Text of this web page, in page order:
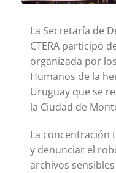
La Secretaría de
CTERA participó
organizada por
Humanos de la
Uruguay que se
la Ciudad de
La concentración
y denunciar el
archivos